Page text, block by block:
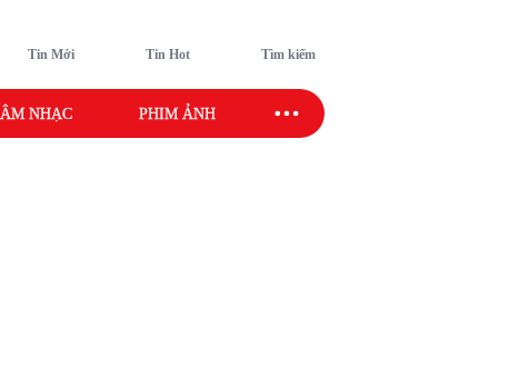
Tin Mới Tin Hot Tìm kiếm
ÂM NHẠC PHIM ẢNH SAO SPORT